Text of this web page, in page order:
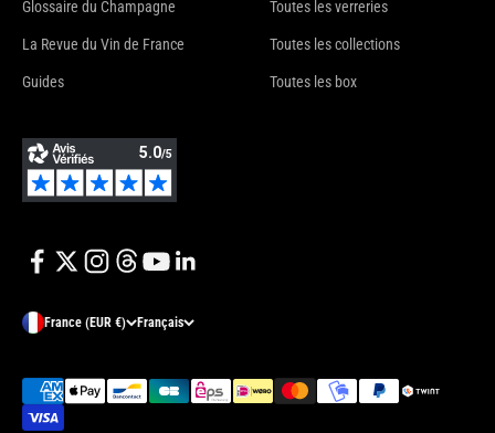
Glossaire du Champagne
La Revue du Vin de France
Guides
Toutes les verreries
Toutes les collections
Toutes les box
France (EUR €) Français